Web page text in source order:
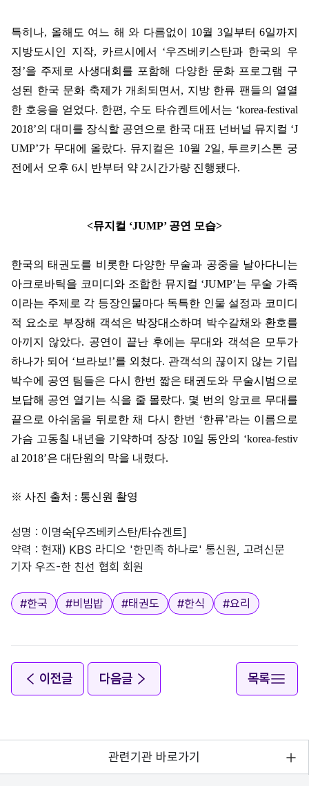
특히나, 올해도 여느 해 와 다름없이 10월 3일부터 6일까지
지방도시인 지작, 카르시에서 ‘우즈베키스탄과 한국의 우
정’을 주제로 사생대회를 포함해 다양한 문화 프로그램 구
성된 한국 문화 축제가 개최되면서 , 지방 한류 팬들의 열열
한 호응을 얻었다. 한편 , 수도 타슈켄트에서는 ‘korea-festival
2018’의 대미를 장식할 공연으로 한국 대표 넌버널 뮤지컬 ‘J
UMP’가 무대에 올랐다. 뮤지컬은 10월 2일, 투르키스톤 궁
전에서 오후 6시 반부터 약 2시간가량 진행됐다.
<뮤지컬 ‘JUMP’ 공연 모습>
한국의 태권도를 비롯한 다양한 무술과 공중을 날아다니는
아크로바틱을 코미디와 조합한 뮤지컬 ‘JUMP’는 무술 가족
이라는 주제로 각 등장인물마다 독특한 인물 설정과 코미디
적 요소로 부장해 객석은 박장대소하며 박수갈채와 환호를
아끼지 않았다. 공연이 끝난 후에는 무대와 객석은 모두가
하나가 되어 ‘ 브라보 !’를 외쳤다. 관객석의 끊이지 않는 기립
박수에 공연 팀들은 다시 한번 짧은 태권도와 무술시범으로
보답해 공연 열기는 식을 줄 몰랐다. 몇 번의 앙코르 무대를
끝으로 아쉬움을 뒤로한 채 다시 한번 ‘한류’라는 이름으로
가슴 고동칠 내년을 기약하며 장장 10일 동안의 ‘korea-festiv
al 2018’은 대단원의 막을 내렸다.
※ 사진 출처 : 통신원 촬영
성명 : 이명숙[우즈베키스탄/타슈겐트]
약력 : 현재) KBS 라디오 '한민족 하나로' 통신원, 고려신문
기자 우즈-한 친선 협회 회원
태그
#한국 #비빔밥 #태권도 #한식 #요리
이전글 다음글 목록
관련기관 바로가기